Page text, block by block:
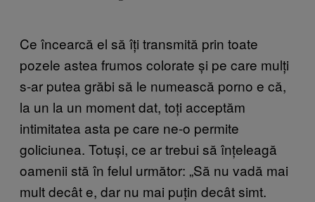
Ce încearcă el să îți transmită prin toate
pozele astea frumos colorate și pe care mulți
s-ar putea grăbi să le numească porno e că,
la un la un moment dat, toți acceptăm
intimitatea asta pe care ne-o permite
goliciunea. Totuși, ce ar trebui să înțeleagă
oamenii stă în felul următor: „Să nu vadă mai
mult decât e, dar nu mai puțin decât simt.